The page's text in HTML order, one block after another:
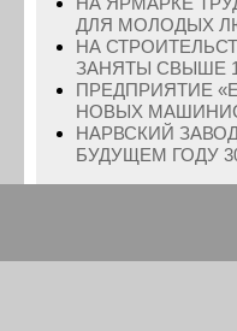
ДЛЯ МОЛОДЫХ
НА
ЗАНЯТЫ СВЫШЕ
ПРЕДПРИЯТИЕ
НОВЫХ
НАРВСКИЙ
БУДУЩЕМ ГОДУ